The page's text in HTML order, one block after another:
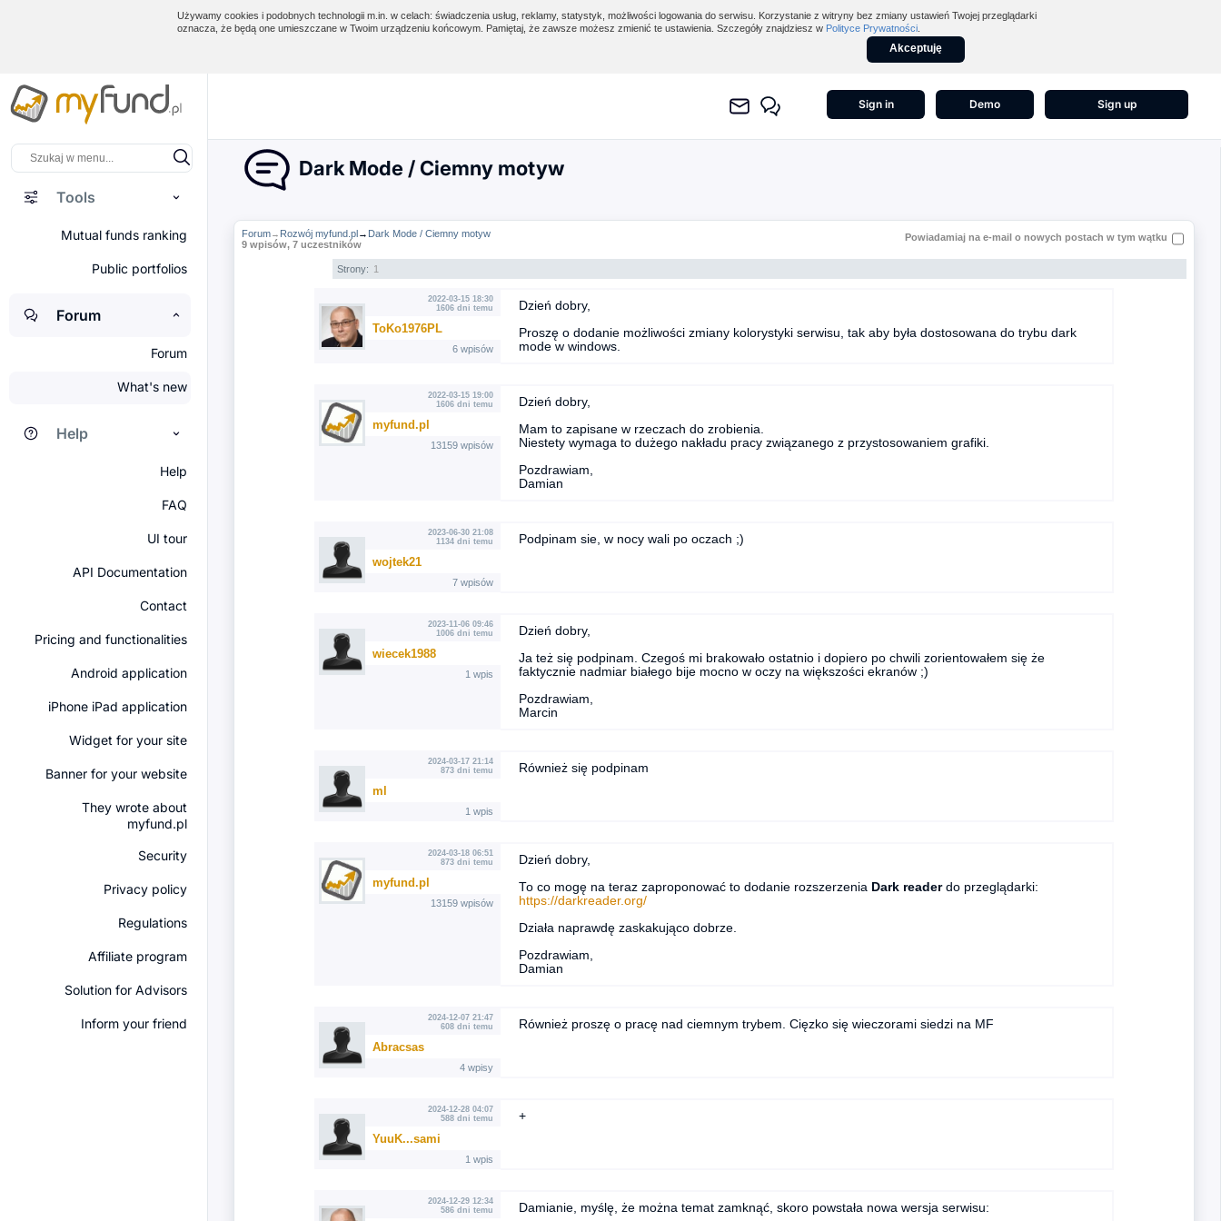
Używamy cookies i podobnych technologii m.in. w celach: świadczenia usług, reklamy, statystyk, możliwości logowania do serwisu. Korzystanie z witryny bez zmiany ustawień Twojej przeglądarki
oznacza, że będą one umieszczane w Twoim urządzeniu końcowym. Pamiętaj, że zawsze możesz zmienić te ustawienia. Szczegóły znajdziesz w Polityce Prywatności
Akceptuję
Tools
Mutual funds ranking
Public portfolios
Forum
Forum
What's new
Help
Help
FAQ
UI tour
API Documentation
Contact
Pricing and functionalities
Android application
iPhone iPad application
Widget for your site
Banner for your website
They wrote about
myfund.pl
Security
Privacy policy
Regulations
Affiliate program
Solution for Advisors
Inform your friend
Sign in Demo Sign up
Dark Mode / Ciemny motyw
Forum→ Rozwój myfund.pl→ Dark Mode / Ciemny motyw
9 wpisów, 7 uczestników
Powiadamiaj na e-mail o nowych postach w tym wątku
Strony: 1
2022-03-15 18:30
1606 dni temu
ToKo1976PL
6 wpisów
Dzień dobry,
Proszę o dodanie możliwości zmiany kolorystyki serwisu, tak aby była dostosowana do trybu dark
mode w windows.
2022-03-15 19:00
1606 dni temu
myfund.pl
13159 wpisów
Dzień dobry,
Mam to zapisane w rzeczach do zrobienia.
Niestety wymaga to dużego nakładu pracy związanego z przystosowaniem grafiki.
Pozdrawiam,
Damian
2023-06-30 21:08
1134 dni temu
wojtek21
7 wpisów
Podpinam sie, w nocy wali po oczach ;)
2023-11-06 09:46
1006 dni temu
wiecek1988
1 wpis
Dzień dobry,
Ja też się podpinam. Czegoś mi brakowało ostatnio i dopiero po chwili zorientowałem się że
faktycznie nadmiar białego bije mocno w oczy na większości ekranów ;)
Pozdrawiam,
Marcin
2024-03-17 21:14
873 dni temu
ml
1 wpis
Również się podpinam
2024-03-18 06:51
873 dni temu
myfund.pl
13159 wpisów
Dzień dobry,
To co mogę na teraz zaproponować to dodanie rozszerzenia Dark readerdo przeglądarki:
https://darkreader.org/
Działa naprawdę zaskakująco dobrze.
Pozdrawiam,
Damian
2024-12-07 21:47
608 dni temu
Abracsas
4 wpisy
Również proszę o pracę nad ciemnym trybem. Cięzko się wieczorami siedzi na MF
2024-12-28 04:07
588 dni temu
YuuK...sami
1 wpis
+
2024-12-29 12:34
586 dni temu
Damianie, myślę, że można temat zamknąć, skoro powstała nowa wersja serwisu: